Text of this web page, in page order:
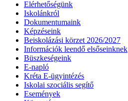
Elérhetőségünk
Iskolánkról
Dokumentumaink
Képzéseink
Beiskolázási körzet 2026/2027
Információk leendő elsőseinknek
Büszkeségeink
E-napló
Kréta E-ügyintézés
Iskolai szociális segítő
Események